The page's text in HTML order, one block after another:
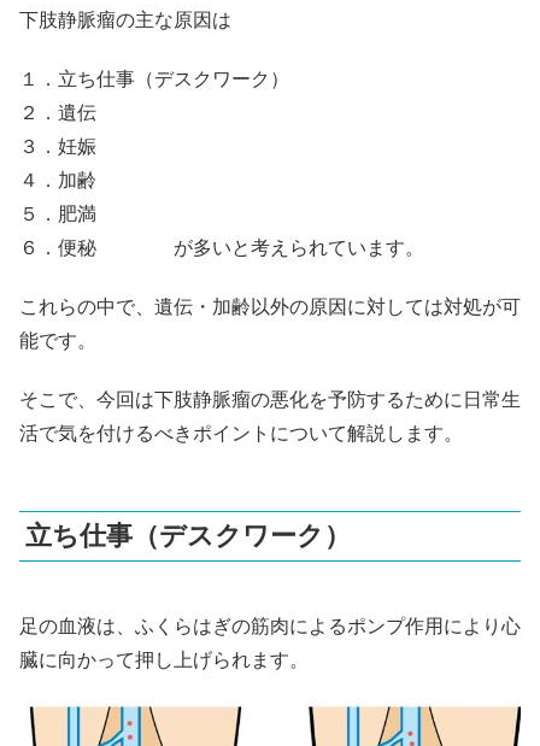
下肢静脈瘤の主な原因は
１． 立ち仕事（デスクワーク）
２． 遺伝
３． 妊娠
４． 加齢
５． 肥満
６． 便秘 が多いと考えられています。
これらの中で、遺伝・加齢以外の原因に対しては対処が可
能です。
そこで、今回は下肢静脈瘤の悪化を予防するために日常生
活で気を付けるべきポイントについて解説します。
立ち仕事（デスクワーク）
足の血液は、ふくらはぎの筋肉によるポンプ作用により心
臓に向かって押し上げられます。